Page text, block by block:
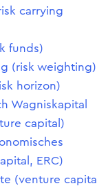
carrying
funds)
(risk weighting)
horizon)
Wagniskapital
capital)
ERC)
(venture capital